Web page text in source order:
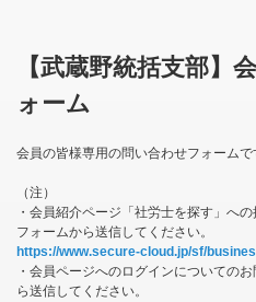
【武蔵野統括支部】
ォーム
会員の皆様専用の問い合わせフォームで
（注）
・会員紹介ページ「社労士を探す」へ
フォームから送信してください。
https://www.secure-cloud.jp/sf/
・会員ページへのログインについての
ら送信してください。